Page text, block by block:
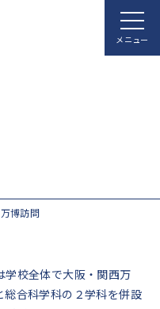
博訪問
学校全体で大阪・関西万
合科学科の２学科を併設